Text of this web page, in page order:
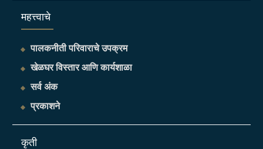
महत्त्वाचे
पालकनीती परिवाराचे उपक्रम
खेळघर विस्तार आणि कार्यशाळा
सर्व अंक
प्रकाशने
​कृती